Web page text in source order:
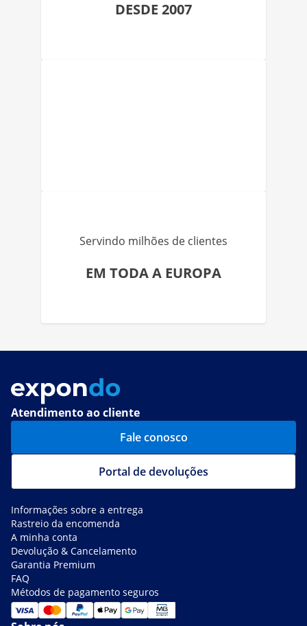
DESDE 2007
Servindo milhões de clientes
EM TODA A EUROPA
Atendimento ao cliente
Fale conosco
Portal de devoluções
Informações sobre a entrega
Rastreio da encomenda
A minha conta
Devolução & Cancelamento
Garantia Premium
FAQ
Métodos de pagamento seguros